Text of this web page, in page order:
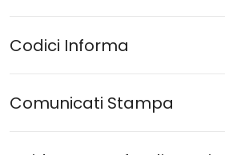
Codici Informa
Comunicati Stampa